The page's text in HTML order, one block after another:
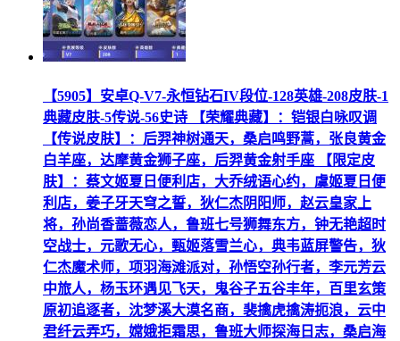
【5905】安卓Q-V7-永恒钻石IV段位-128英雄-208皮肤-1
典藏皮肤-5传说-56史诗 【荣耀典藏】：铠银白咏叹调
【传说皮肤】：后羿神树通天，桑启鸣野蒿，张良黄金
白羊座，达摩黄金狮子座，后羿黄金射手座 【限定皮
肤】：蔡文姬夏日便利店，大乔绒语心约，虞姬夏日便
利店，姜子牙天穹之誓，狄仁杰阴阳师，赵云皇家上
将，孙尚香蔷薇恋人，鲁班七号狮舞东方，钟无艳超时
空战士，元歌无心，甄姬落雪兰心，典韦蓝屏警告，狄
仁杰魔术师，项羽海滩派对，孙悟空孙行者，李元芳云
中旅人，杨玉环遇见飞天，鬼谷子五谷丰年，百里玄策
原初追逐者，沈梦溪大漠名商，裴擒虎擒涛扼浪，云中
君纤云弄巧，嫦娥拒霜思，鲁班大师探海日志，桑启海